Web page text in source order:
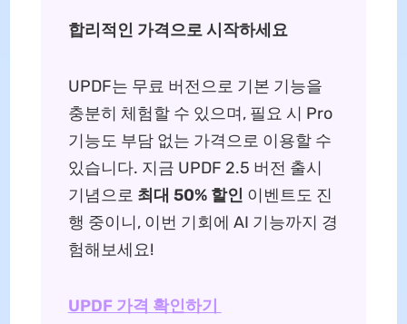
합리적인 가격으로 시작하세요
UPDF는 무료 버전으로 기본 기능을
충분히 체험할 수 있으며, 필요 시 Pro
기능도 부담 없는 가격으로 이용할 수
있습니다. 지금 UPDF 2.5 버전 출시
기념으로 최대 50% 할인 이벤트도 진
행 중이니, 이번 기회에 AI 기능까지 경
험해보세요!
UPDF 가격 확인하기